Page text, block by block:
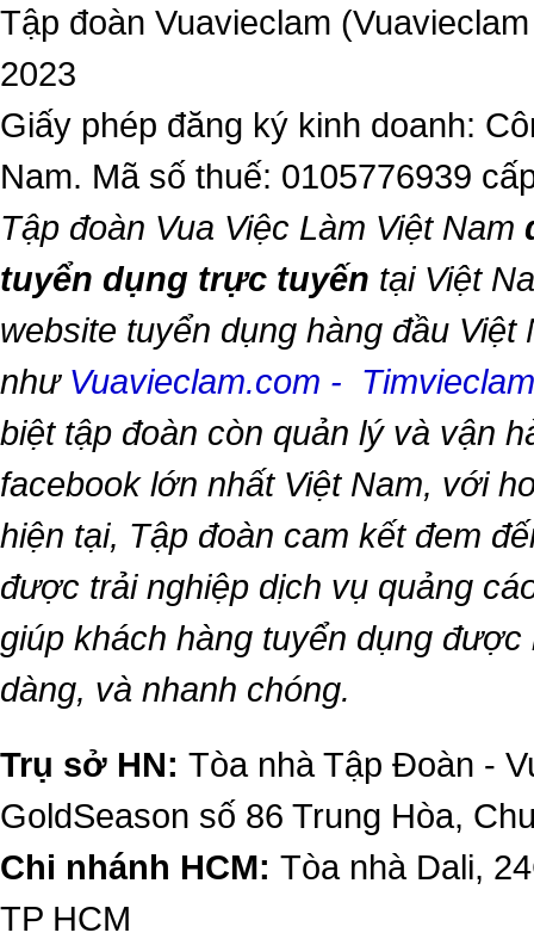
Tập đoàn Vuavieclam
2023
Giấy phép đăng ký kinh doanh:
Nam. Mã số thuế: 0105776939
Tập đoàn Vua Việc Làm Việt Nam
tuyển dụng trực tuyến tại Việt
website tuyển dụng hàng đầu Việt
như Vuavieclam.com -
biệt tập đoàn còn quản lý và vận
facebook lớn nhất Việt Nam, với
hiện tại, Tập đoàn cam kết đem
được trải nghiệp dịch vụ quảng
giúp khách hàng tuyển dụng
dàng, và nhanh chóng.
Trụ sở HN: Tòa nhà Tập Đoàn -
GoldSeason số 86 Trung Hòa,
Chi nhánh HCM: Tòa nhà Dali,
TP HCM